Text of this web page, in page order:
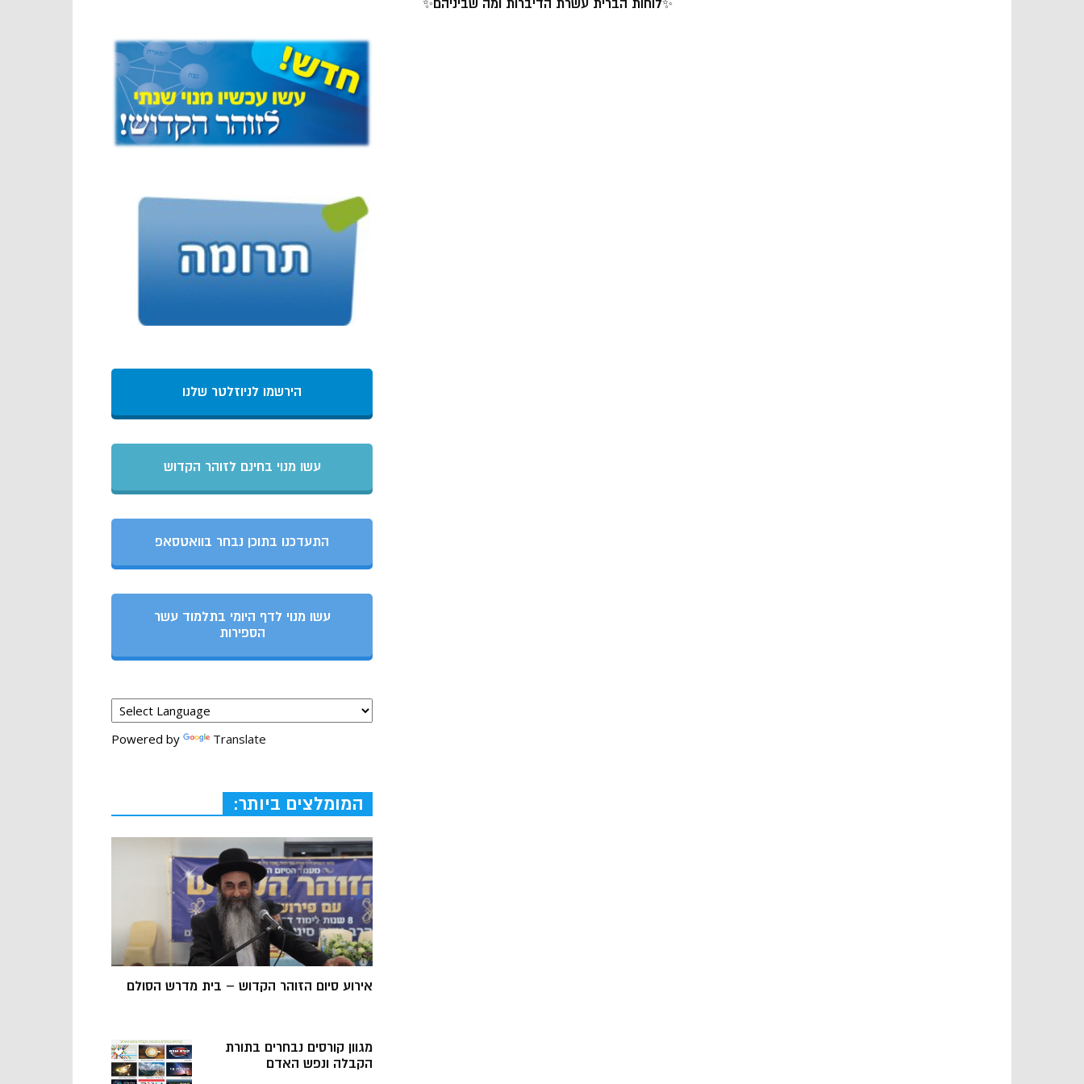
✨לוחות הברית עשרת הדיברות ומה שביניהם✨
הירשמו לניוזלטר שלנו
עשו מנוי בחינם לזוהר הקדוש
התעדכנו בתוכן נבחר בוואטסאפ
עשו מנוי לדף היומי בתלמוד עשר
הספירות
Powered by Translate
המומלצים ביותר:
אירוע סיום הזוהר הקדוש – בית מדרש הסולם
מגוון קורסים נבחרים בתורת
הקבלה ונפש האדם